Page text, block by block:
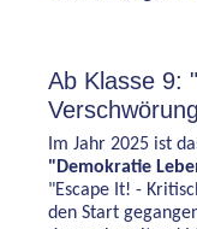
Ab Klasse 9:
Im Jahr 2025 ist
"Demokratie
"Escape It! -
den Start